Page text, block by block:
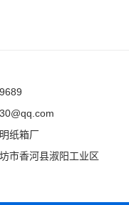
纸箱厂
市香河县淑阳工业区